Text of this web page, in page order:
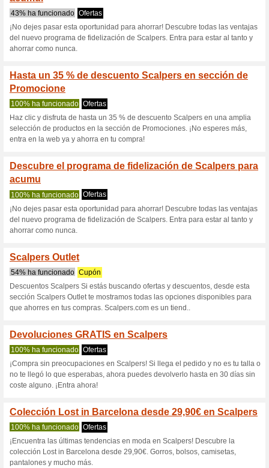
Ir a
Reciba las alertas relativas
cupones que acaban de ser
Descuentos
Envío gratis Scalpers
47% ha funcionado
Si te gusta que los pedidos
40€ en Scalpers. Haz click
descuentos Scalpers. No